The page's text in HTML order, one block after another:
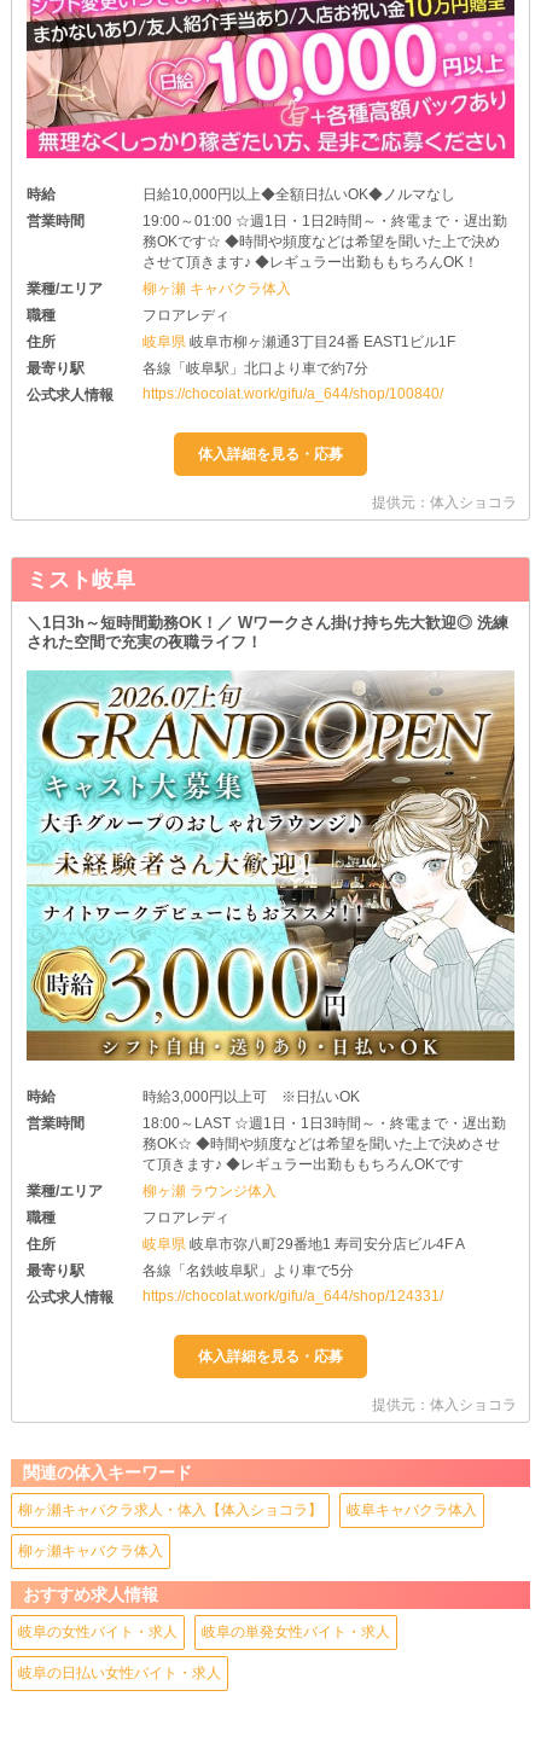
時給
日給10,000円以上◆全額日払いOK◆ノルマなし
営業時間
19:00～01:00 ☆週1日・1日2時間～・終電まで・遅出勤
務OKです☆ ◆時間や頻度などは希望を聞いた上で決め
させて頂きます♪ ◆レギュラー出勤ももちろんOK！
業種/エリア
柳ヶ瀬 キャバクラ体入
職種
フロアレディ
住所
岐阜県岐阜市柳ヶ瀬通3丁目24番 EAST1ビル1F
最寄り駅
各線「岐阜駅」北口より車で約7分
公式求人情報
https://chocolat.work/gifu/a_644/shop/100840/
提供元：体入ショコラ
ミスト岐阜
＼1日3h～短時間勤務OK！／ Wワークさん掛け持ち先大歓迎◎ 洗練
された空間で充実の夜職ライフ！
時給
時給3,000円以上可 ※日払いOK
営業時間
18:00～LAST ☆週1日・1日3時間～・終電まで・遅出勤
務OK☆ ◆時間や頻度などは希望を聞いた上で決めさせ
て頂きます♪ ◆レギュラー出勤ももちろんOKです
業種/エリア
柳ヶ瀬 ラウンジ体入
職種
フロアレディ
住所
岐阜県岐阜市弥八町29番地1 寿司安分店ビル4F A
最寄り駅
各線「名鉄岐阜駅」より車で5分
公式求人情報
https://chocolat.work/gifu/a_644/shop/124331/
提供元：体入ショコラ
関連の体入キーワード
柳ヶ瀬キャバクラ求人・体入【体入ショコラ】 岐阜キャバクラ体入
柳ヶ瀬キャバクラ体入
おすすめ求人情報
岐阜の女性バイト・求人 岐阜の単発女性バイト・求人
岐阜の日払い女性バイト・求人